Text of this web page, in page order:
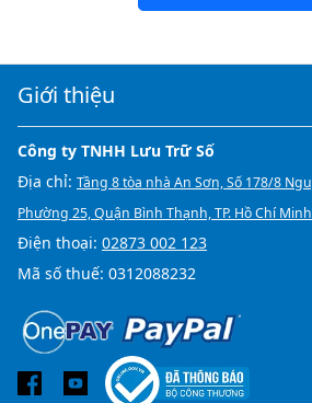
Giới thiệu
Công ty TNHH Lưu Trữ Số
Địa chỉ: Tầng 8 tòa nhà An Sơn, Số 178/8
Phường 25, Quận Bình Thạnh, TP. Hồ Chí Minh
Điện thoại: 02873 002 123
Mã số thuế: 0312088232